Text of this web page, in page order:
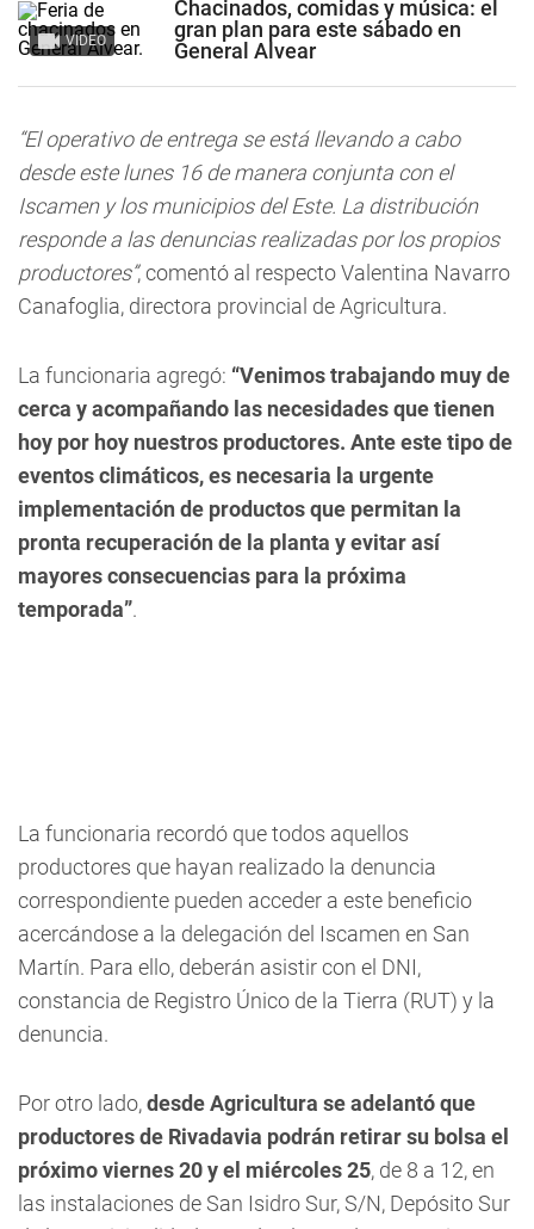
VIDEO
Chacinados, comidas y música: el
gran plan para este sábado en
General Alvear
“El operativo de entrega se está llevando a cabo
desde este lunes 16 de manera conjunta con el
Iscamen y los municipios del Este. La distribución
responde a las denuncias realizadas por los propios
productores”, comentó al respecto Valentina Navarro
Canafoglia, directora provincial de Agricultura.
La funcionaria agregó: “Venimos trabajando muy de
cerca y acompañando las necesidades que tienen
hoy por hoy nuestros productores. Ante este tipo de
eventos climáticos, es necesaria la urgente
implementación de productos que permitan la
pronta recuperación de la planta y evitar así
mayores consecuencias para la próxima
temporada”.
La funcionaria recordó que todos aquellos
productores que hayan realizado la denuncia
correspondiente pueden acceder a este beneficio
acercándose a la delegación del Iscamen en San
Martín. Para ello, deberán asistir con el DNI,
constancia de Registro Único de la Tierra (RUT) y la
denuncia.
Por otro lado,desde Agricultura se adelantó que
productores de Rivadavia podrán retirar su bolsa el
próximo viernes 20 y el miércoles 25, de 8 a 12, en
las instalaciones de San Isidro Sur, S/N, Depósito Sur